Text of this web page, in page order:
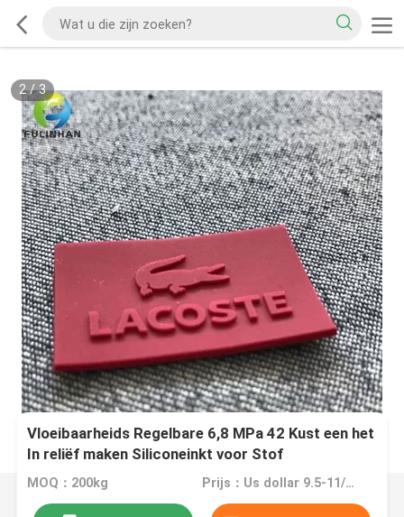
2/3
Vloeibaarheids Regelbare 6,8 MPa 42 Kust een het
In reliëf maken Siliconeinkt voor Stof
MOQ：200kg Prijs：Us dollar 9.5-11/KG